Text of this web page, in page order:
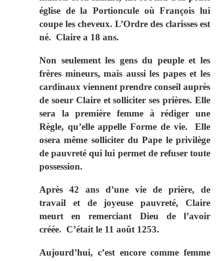
église de la Portioncule où François lui
coupe les cheveux. L’Ordre des clarisses est
né. Claire a 18 ans.
Non seulement les gens du peuple et les
frères mineurs, mais aussi les papes et les
cardinaux viennent prendre conseil auprès
de soeur Claire et solliciter ses prières. Elle
sera la première femme à rédiger une
Règle, qu’elle appelle Forme de vie. Elle
osera même solliciter du Pape le privilège
de pauvreté qui lui permet de refuser toute
possession.
Après 42 ans d’une vie de prière, de
travail et de joyeuse pauvreté, Claire
meurt en remerciant Dieu de l’avoir
créée. C’était le 11 août 1253.
Aujourd’hui, c’est encore comme femme